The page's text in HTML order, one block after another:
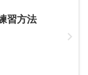
習方法